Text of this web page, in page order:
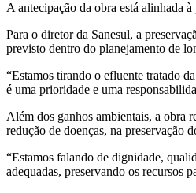
A antecipação da obra está alinhada
Para o diretor da Sanesul, a
previsto dentro do planejamento de
“Estamos tirando o efluente tratado
é uma prioridade e uma
Além dos ganhos ambientais, a obra
redução de doenças, na preservação
“Estamos falando de dignidade,
adequadas, preservando os recursos